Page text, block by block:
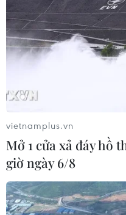
vietnamplus.vn
Mở 1 cửa xả đáy hồ
giờ ngày 6/8